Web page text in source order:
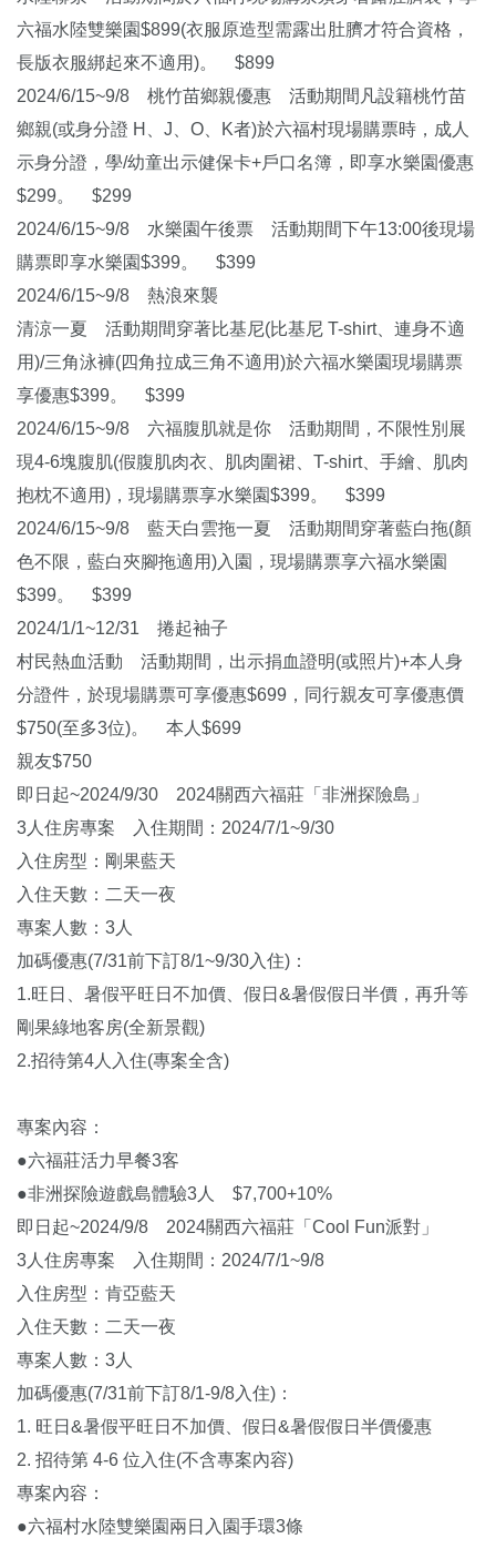
六福水陸雙樂園$899(衣服原造型需露出肚臍才符合資格，
長版衣服綁起來不適用)。 $899
2024/6/15~9/8 桃竹苗鄉親優惠 活動期間凡設籍桃竹苗
鄉親(或身分證 H、J、O、K者)於六福村現場購票時，成人
示身分證，學/幼童出示健保卡+戶口名簿，即享水樂園優惠
$299。 $299
2024/6/15~9/8 水樂園午後票 活動期間下午13:00後現場
購票即享水樂園$399。 $399
2024/6/15~9/8 熱浪來襲
清涼一夏 活動期間穿著比基尼(比基尼 T-shirt、連身不適
用)/三角泳褲(四角拉成三角不適用)於六福水樂園現場購票
享優惠$399。 $399
2024/6/15~9/8 六福腹肌就是你 活動期間，不限性別展
現4-6塊腹肌(假腹肌肉衣、肌肉圍裙、T-shirt、手繪、肌肉
抱枕不適用)，現場購票享水樂園$399。 $399
2024/6/15~9/8 藍天白雲拖一夏 活動期間穿著藍白拖(顏
色不限，藍白夾腳拖適用)入園，現場購票享六福水樂園
$399。 $399
2024/1/1~12/31 捲起袖子
村民熱血活動 活動期間，出示捐血證明(或照片)+本人身
分證件，於現場購票可享優惠$699，同行親友可享優惠價
$750(至多3位)。 本人$699
親友$750
即日起~2024/9/30 2024關西六福莊「非洲探險島」
3人住房專案 入住期間：2024/7/1~9/30
入住房型：剛果藍天
入住天數：二天一夜
專案人數：3人
加碼優惠(7/31前下訂8/1~9/30入住)：
1.旺日、暑假平旺日不加價、假日&暑假假日半價，再升等
剛果綠地客房(全新景觀)
2.招待第4人入住(專案全含)
專案內容：
●六福莊活力早餐3客
●非洲探險遊戲島體驗3人 $7,700+10%
即日起~2024/9/8 2024關西六福莊「Cool Fun派對」
3人住房專案 入住期間：2024/7/1~9/8
入住房型：肯亞藍天
入住天數：二天一夜
專案人數：3人
加碼優惠(7/31前下訂8/1-9/8入住)：
1. 旺日&暑假平旺日不加價、假日&暑假假日半價優惠
2. 招待第 4-6 位入住(不含專案內容)
專案內容：
●六福村水陸雙樂園兩日入園手環3條